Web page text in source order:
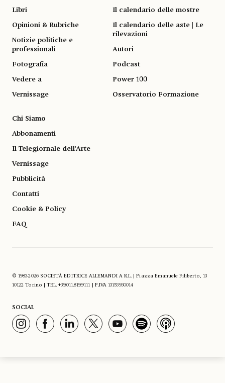
Libri
Opinioni & Rubriche
Notizie politiche e
professionali
Fotografia
Vedere a
Vernissage
Il calendario delle mostre
Il calendario delle aste | Le
rilevazioni
Autori
Podcast
Power 100
Osservatorio Formazione
Chi Siamo
Abbonamenti
Il Telegiornale dell'Arte
Vernissage
Pubblicità
Contatti
Cookie & Policy
FAQ
© 1983-2026 SOCIETÀ EDITRICE ALLEMANDI A R.L. | Piazza Emanuele Filiberto, 13
10122 Torino | TEL. +39.011.819.9111 | P.IVA 13153930014
SOCIAL